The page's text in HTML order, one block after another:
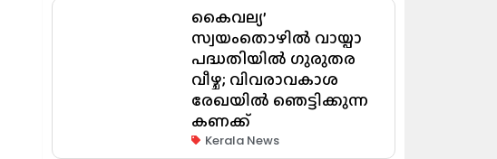
കൈവല്യ’
സ്വയംതൊഴിൽ വായ്പാ
പദ്ധതിയിൽ ഗുരുതര
വീഴ്ച; വിവരാവകാശ
രേഖയിൽ ഞെട്ടിക്കുന്ന
കണക്ക്
Kerala News